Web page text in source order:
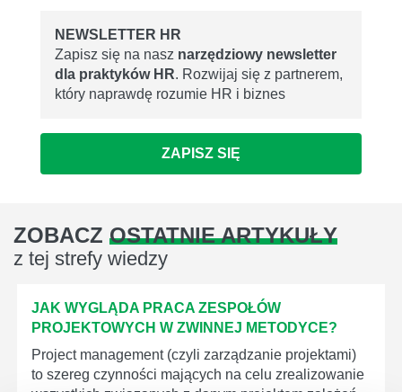
NEWSLETTER HR
Zapisz się na nasz narzędziowy newsletter
dla praktyków HR. Rozwijaj się z partnerem,
który naprawdę rozumie HR i biznes
ZAPISZ SIĘ
ZOBACZ OSTATNIE ARTYKUŁY
z tej strefy wiedzy
JAK WYGLĄDA PRACA ZESPOŁÓW
PROJEKTOWYCH W ZWINNEJ METODYCE?
Project management (czyli zarządzanie projektami)
to szereg czynności mających na celu zrealizowanie